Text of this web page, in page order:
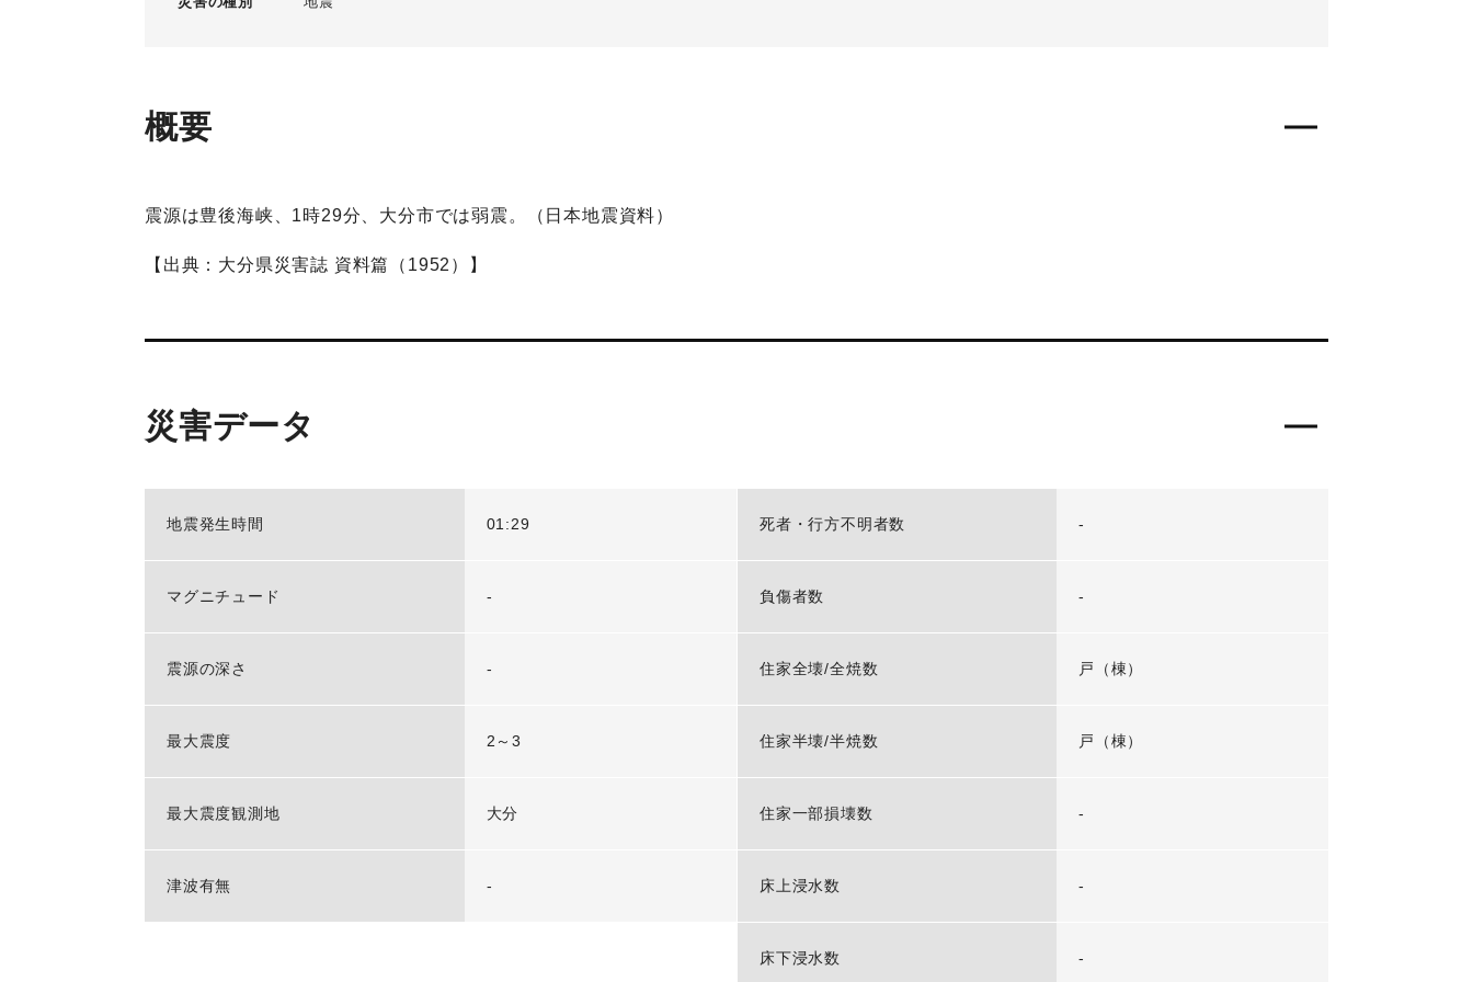
概要
震源は豊後海峡、1時29分、大分市では弱震。（日本地震資料）
【出典：大分県災害誌 資料篇（1952）】
災害データ
地震発生時間 01:29
マグニチュード -
震源の深さ -
最大震度 2～3
最大震度観測地 大分
津波有無 -
死者・行方不明者数 -
負傷者数 -
住家全壊/全焼数 戸（棟）
住家半壊/半焼数 戸（棟）
住家一部損壊数 -
床上浸水数 -
床下浸水数 -